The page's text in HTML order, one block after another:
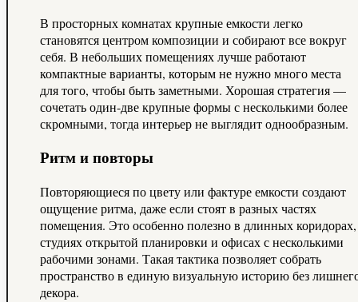
В просторных комнатах крупные емкости легко
становятся центром композиции и собирают все вокруг
себя. В небольших помещениях лучше работают
компактные варианты, которым не нужно много места
для того, чтобы быть заметными. Хорошая стратегия —
сочетать один-две крупные формы с несколькими более
скромными, тогда интерьер не выглядит однообразным.
Ритм и повторы
Повторяющиеся по цвету или фактуре емкости создают
ощущение ритма, даже если стоят в разных частях
помещения. Это особенно полезно в длинных коридорах,
студиях открытой планировки и офисах с несколькими
рабочими зонами. Такая тактика позволяет собрать
пространство в единую визуальную историю без
декора.